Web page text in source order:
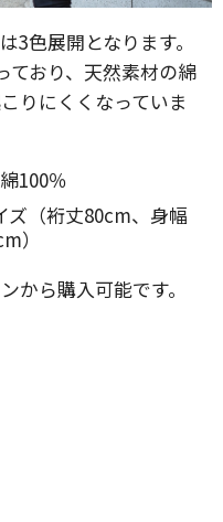
3色展開となります。
ており、天然素材の綿
りにくくなっていま
100％
ズ（裄丈80cm、身幅
）
から購入可能です。